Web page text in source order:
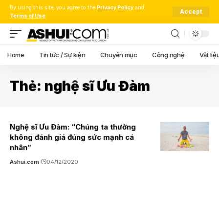
By using this site, you agree to the Privacy Policy and
Terms of Use.
Accept
Home Tin tức / Sự kiện Chuyên mục Công nghệ Vật
Thẻ: nghệ sĩ Ưu Đàm
Nghệ sĩ Ưu Đàm: “Chúng ta thường
không đánh giá đúng sức mạnh cá
nhân”
Ashui.com 04/12/2020